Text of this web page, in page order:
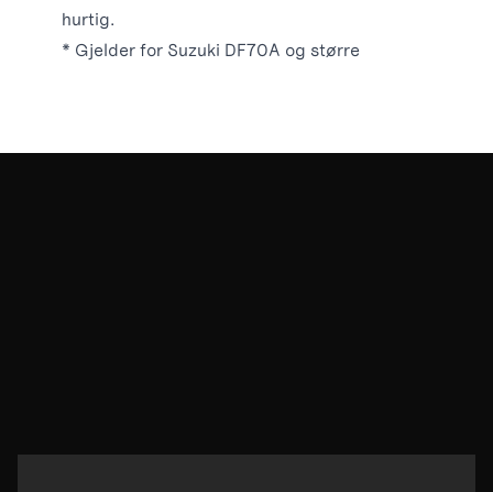
hurtig.
* Gjelder for Suzuki DF70A og større